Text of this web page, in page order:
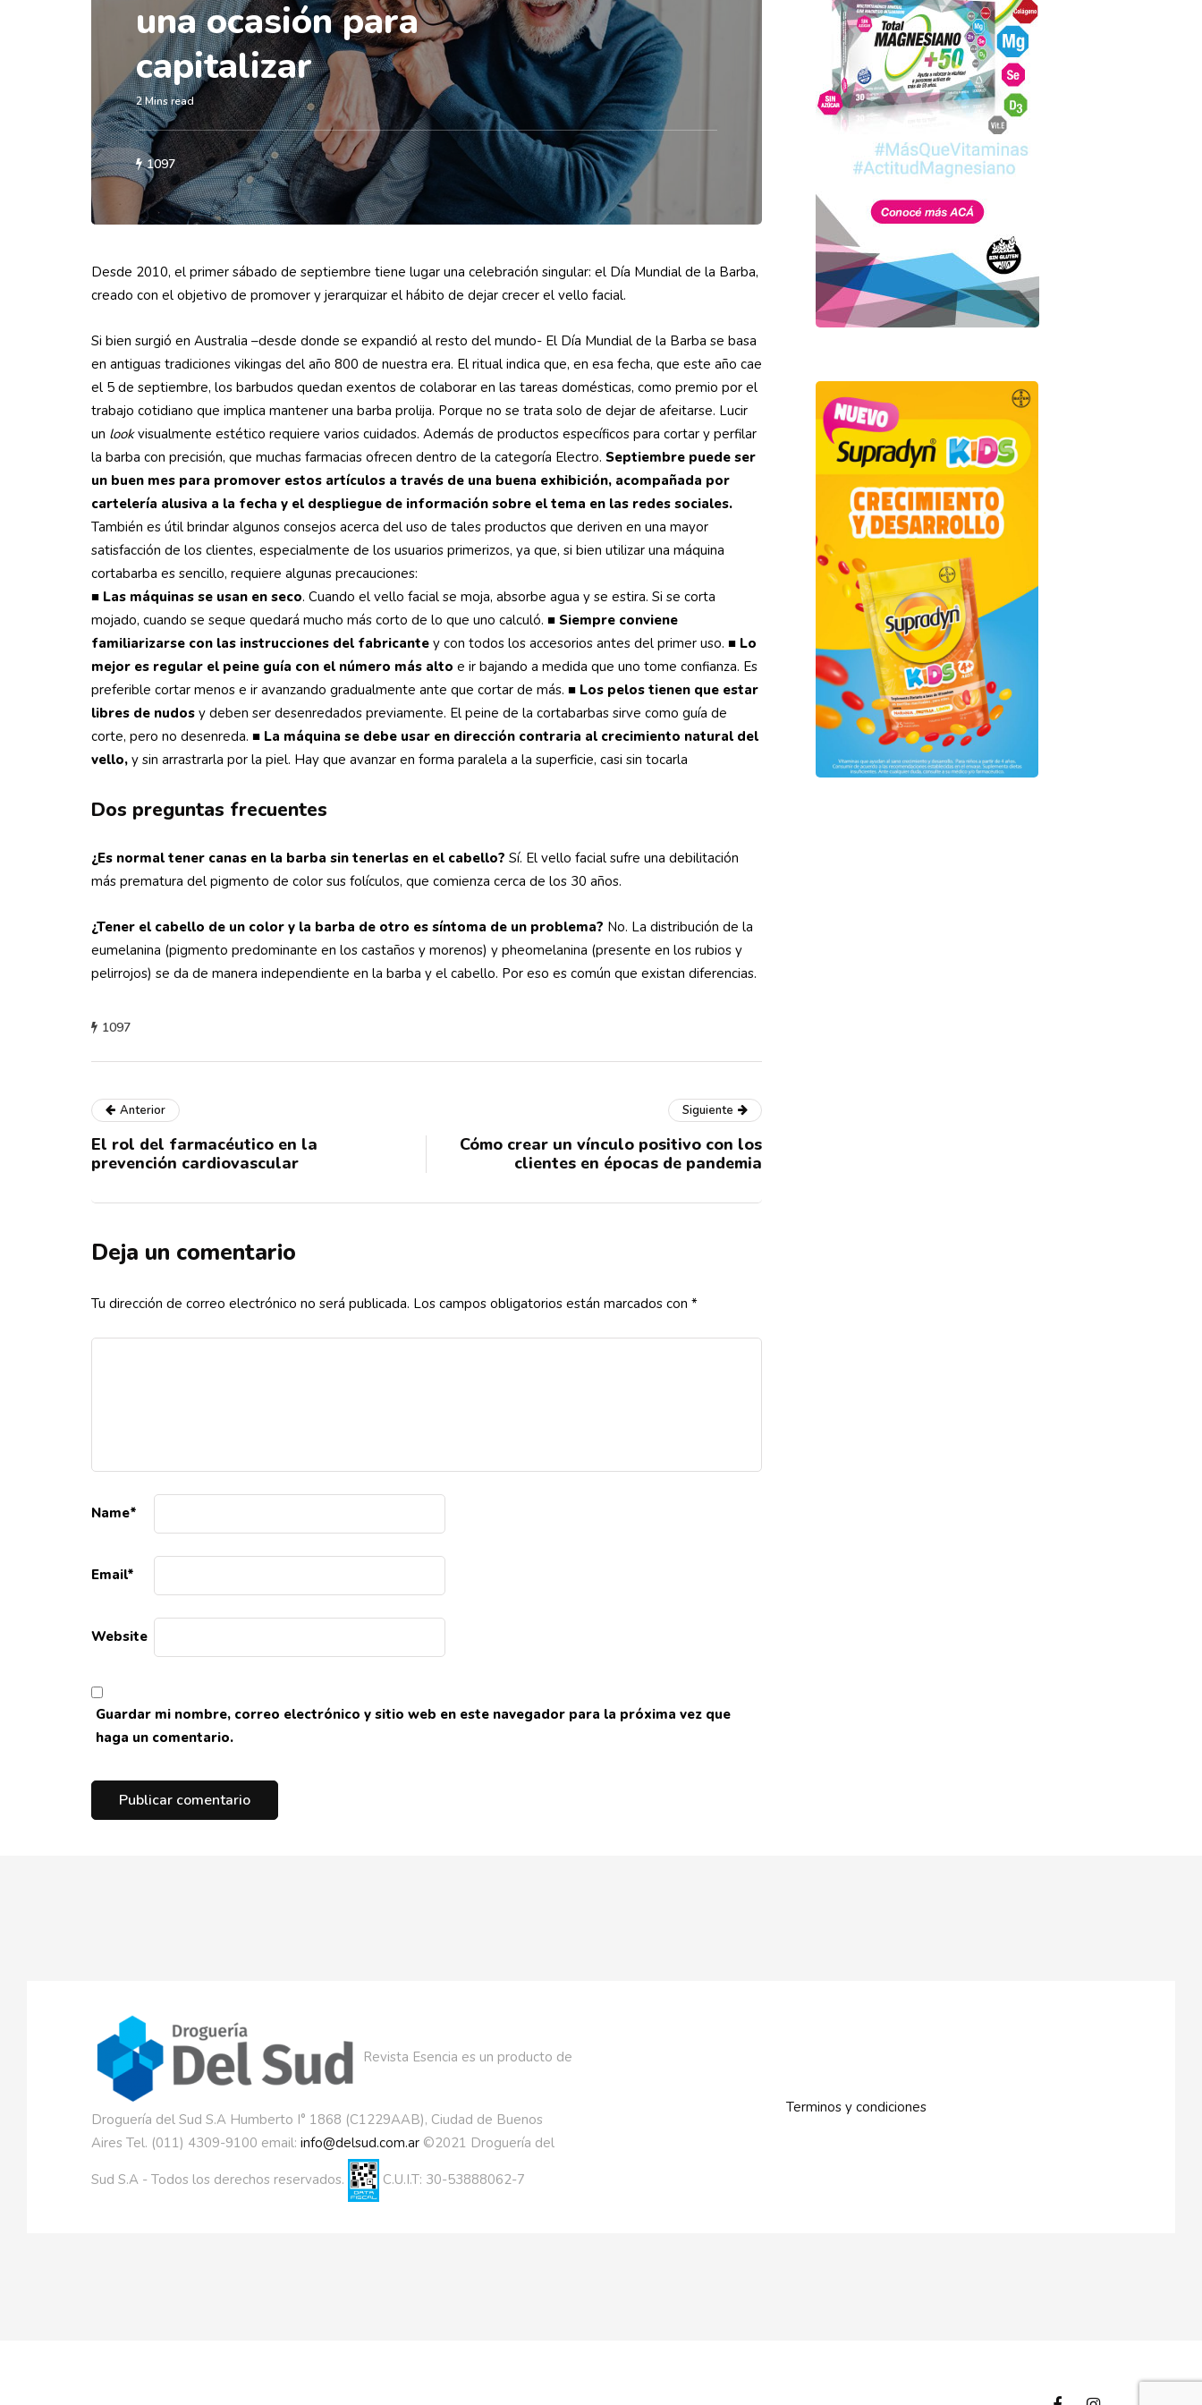
una ocasión para
capitalizar
2 Mins read
1097
Desde 2010, el primer sábado de septiembre tiene lugar una celebración singular: el Día Mundial de la Barba,
creado con el objetivo de promover y jerarquizar el hábito de dejar crecer el vello facial.
Si bien surgió en Australia –desde donde se expandió al resto del mundo- El Día Mundial de la Barba se basa
en antiguas tradiciones vikingas del año 800 de nuestra era. El ritual indica que, en esa fecha, que este año cae
el 5 de septiembre, los barbudos quedan exentos de colaborar en las tareas domésticas, como premio por el
trabajo cotidiano que implica mantener una barba prolija. Porque no se trata solo de dejar de afeitarse. Lucir
un lookvisualmente estético requiere varios cuidados. Además de productos específicos para cortar y perfilar
la barba con precisión, que muchas farmacias ofrecen dentro de la categoría Electro. Septiembre puede ser
un buen mes para promover estos artículos a través de una buena exhibición, acompañada por
cartelería alusiva a la fecha y el despliegue de información sobre el tema en las redes sociales.
También es útil brindar algunos consejos acerca del uso de tales productos que deriven en una mayor
satisfacción de los clientes, especialmente de los usuarios primerizos, ya que, si bien utilizar una máquina
cortabarba es sencillo, requiere algunas precauciones:
■ Las máquinas se usan en seco. Cuando el vello facial se moja, absorbe agua y se estira. Si se corta
mojado, cuando se seque quedará mucho más corto de lo que uno calculó. ■ Siempre conviene
familiarizarse con las instrucciones del fabricante y con todos los accesorios antes del primer uso. ■ Lo
mejor es regular el peine guía con el número más alto e ir bajando a medida que uno tome confianza. Es
preferible cortar menos e ir avanzando gradualmente ante que cortar de más. ■ Los pelos tienen que estar
libres de nudos y deben ser desenredados previamente. El peine de la cortabarbas sirve como guía de
corte, pero no desenreda. ■ La máquina se debe usar en dirección contraria al crecimiento natural del
vello, y sin arrastrarla por la piel. Hay que avanzar en forma paralela a la superficie, casi sin tocarla
Dos preguntas frecuentes
¿Es normal tener canas en la barba sin tenerlas en el cabello? Sí. El vello facial sufre una debilitación
más prematura del pigmento de color sus folículos, que comienza cerca de los 30 años.
¿Tener el cabello de un color y la barba de otro es síntoma de un problema? No. La distribución de la
eumelanina (pigmento predominante en los castaños y morenos) y pheomelanina (presente en los rubios y
pelirrojos) se da de manera independiente en la barba y el cabello. Por eso es común que existan diferencias.
1097
Anterior
El rol del farmacéutico en la
prevención cardiovascular
Siguiente
Cómo crear un vínculo positivo con los
clientes en épocas de pandemia
Deja un comentario
Tu dirección de correo electrónico no será publicada. Los campos obligatorios están marcados con *
Name*
Email*
Website
Guardar mi nombre, correo electrónico y sitio web en este navegador para la próxima vez que
haga un comentario.
Revista Esencia es un producto de
Droguería del Sud S.A Humberto I° 1868 (C1229AAB), Ciudad de Buenos
Aires Tel. (011) 4309-9100 email: info@delsud.com.ar ©2021 Droguería del
Sud S.A - Todos los derechos reservados. C.U.I.T: 30-53888062-7
Terminos y condiciones